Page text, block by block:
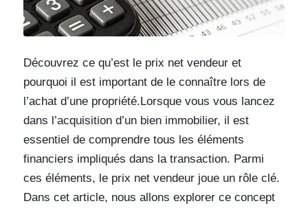
Découvrez ce qu’est le prix net vendeur et
pourquoi il est important de le connaître lors de
l’achat d’une propriété.Lorsque vous vous lancez
dans l’acquisition d’un bien immobilier, il est
essentiel de comprendre tous les éléments
financiers impliqués dans la transaction. Parmi
ces éléments, le prix net vendeur joue un rôle clé.
Dans cet article, nous allons explorer ce concept